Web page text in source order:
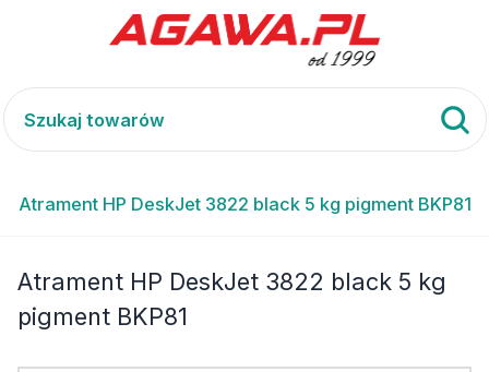
Atrament HP DeskJet 3822 black 5 kg pigment BKP81
Atrament HP DeskJet 3822 black 5 kg
pigment BKP81